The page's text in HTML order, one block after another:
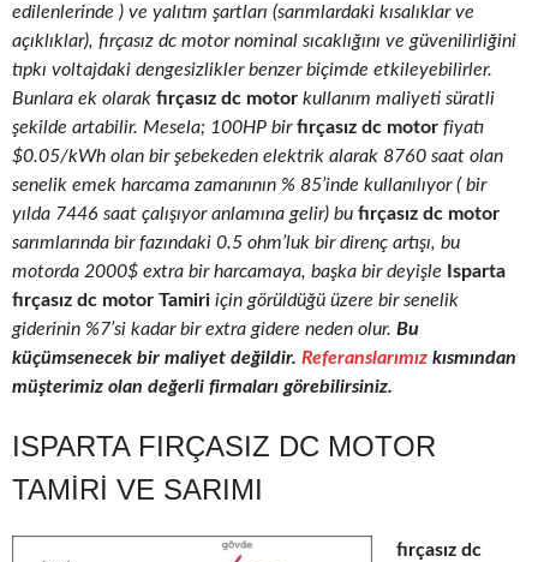
edilenlerinde ) ve yalıtım şartları (sarımlardaki kısalıklar ve
açıklıklar), fırçasız dc motor nominal sıcaklığını ve güvenilirliğini
tıpkı voltajdaki dengesizlikler benzer biçimde etkileyebilirler.
Bunlara ek olarak fırçasız dc motor kullanım maliyeti süratli
şekilde artabilir. Mesela; 100HP birfırçasız dc motor fiyatı
$0.05/kWh olan bir şebekeden elektrik alarak 8760 saat olan
senelik emek harcama zamanının % 85’inde kullanılıyor ( bir
yılda 7446 saat çalışıyor anlamına gelir) bu fırçasız dc motor
sarımlarında bir fazındaki 0.5 ohm’luk bir direnç artışı, bu
motorda 2000$ extra bir harcamaya, başka bir deyişle Isparta
fırçasız dc motor Tamiri için görüldüğü üzere bir senelik
giderinin %7’si kadar bir extra gidere neden olur. Bu
küçümsenecek bir maliyet değildir. Referanslarımız kısmından
müşterimiz olan değerli firmaları görebilirsiniz.
ISPARTA FIRÇASIZ DC MOTOR
TAMIRI VE SARIMI
fırçasız dc